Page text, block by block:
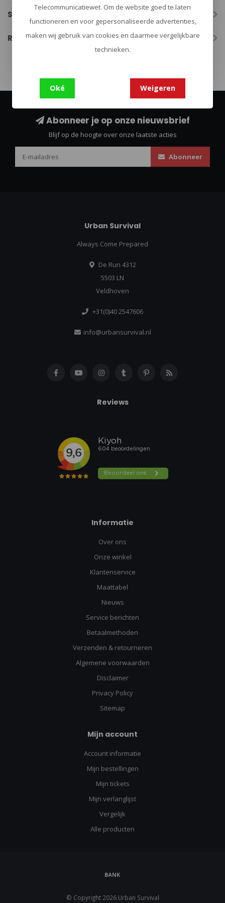
Specificaties
Reviews
Abonneer je op onze nieuwsbrief
Blijf op de hoogte over onze laatste acties
Abonneer
Urban Survival
Always Come Prepared
De Run 4312
5503 LN
Veldhoven
+31(0)40 2547606
info@urbansurvival.nl
Reviews
Informatie
Over ons
Onze winkel
Klantenservice
Maattabel
Nieuws
Service berichten
Betaalmethoden
Verzenden & retourneren
Algemene voorwaarden
Disclaimer
Privacy Policy
Sitemap
Mijn account
Account informatie
Mijn bestellingen
Mijn tickets
Mijn verlanglijst
Vergelijk
Alle producten
© Copyright 2026 Urban Survival
Telecommunicatiewet. Om de website goed te laten
functioneren en voor gepersonaliseerde advertenties,
maken wij gebruik van cookies en daarmee vergelijkbare
technieken.
Oké Weigeren